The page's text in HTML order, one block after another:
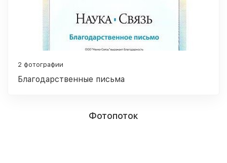
2 фотографии
Благодарственные письма
Фотопоток